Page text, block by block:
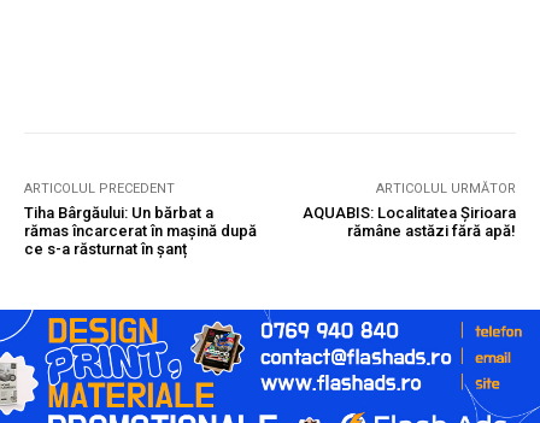
ARTICOLUL PRECEDENT
Tiha Bârgăului: Un bărbat a
rămas încarcerat în mașină după
ce s-a răsturnat în șanț
ARTICOLUL URMĂTOR
AQUABIS: Localitatea Șirioara
rămâne astăzi fără apă!